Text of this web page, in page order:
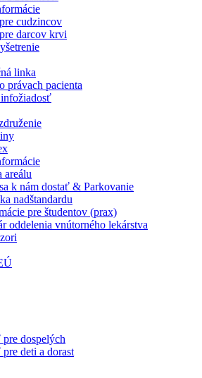
cudzincov
darcov krvi
linka
právach pacienta
areálu
k nám dostať & Parkovanie
nadštandardu
pre študentov (prax)
oddelenia vnútorného lekárstva
dospelých
deti a dorast